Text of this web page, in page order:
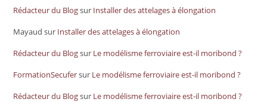
Rédacteur du Blogsur Installer des attelages à élongation
Mayaud sur Installer des attelages à élongation
Rédacteur du Blogsur Le modélisme ferroviaire est-il moribond ?
FormationSecufersur Le modélisme ferroviaire est-il moribond ?
Rédacteur du Blogsur Le modélisme ferroviaire est-il moribond ?